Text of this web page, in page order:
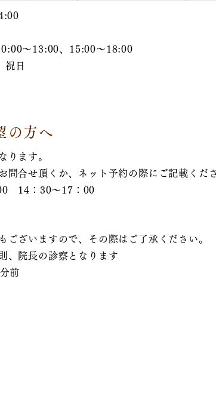
～13:00、15:00～18:00
祝日
の方へ
ります。
問合せ頂くか、ネット予約の際にご記載くださ
14：30～17：00
ざいますので、その際はご了承ください。
、院長の診察となります
前